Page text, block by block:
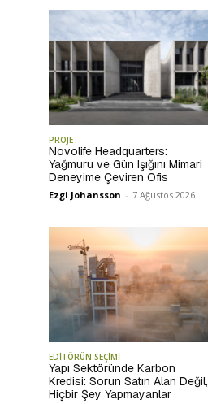
PROJE
Novolife Headquarters:
Yağmuru ve Gün Işığını Mimari
Deneyime Çeviren Ofis
Ezgi Johansson - 7 Ağustos 2026
EDİTÖRÜN SEÇİMİ
Yapı Sektöründe Karbon
Kredisi: Sorun Satın Alan Değil,
Hiçbir Şey Yapmayanlar